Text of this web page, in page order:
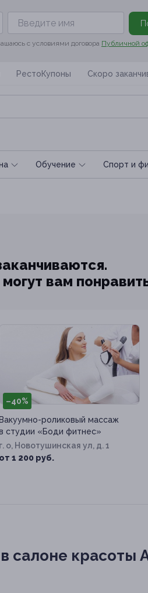
с условиями договора Публичной
РестоКупоны Скоро
Обучение Спoрт и
вам
–40%
Вакуумно-роликовый массаж
студии «Боди фитнес»
г. о, Новотушинская ул, д. 1
от 1 200 руб.
салоне красоты